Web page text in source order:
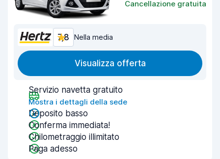
Cancellazione gratuita
7,8 Nella media
Visualizza offerta
Servizio navetta gratuito
Mostra i dettagli della sede
Deposito basso
Conferma immediata!
Chilometraggio illimitato
Paga adesso